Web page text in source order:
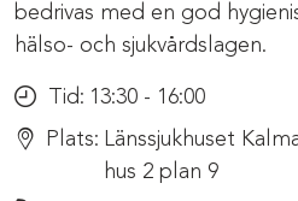
bedrivas med en god
hälso- och sjukvårdslagen.
Tid: 13:30 - 16:00
Plats: Länssjukhuset
hus 2 plan 9